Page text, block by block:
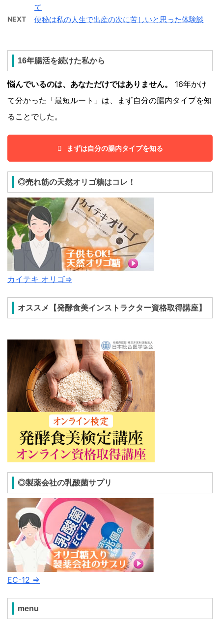
て
NEXT 便秘は私の人生で出産の次に苦しいと思った体験談
16年腸活を続けた私から
悩んでいるのは、あなただけではありません。
16年かけ
て分かった「最短ルート」は、まず自分の腸内タイプを知
ることでした。
まずは自分の腸内タイプを知る
◎売れ筋の天然オリゴ糖はコレ！
カイテキ オリゴ⇒
オススメ【発酵食美インストラクター資格取得講座】
◎製薬会社の乳酸菌サプリ
EC-12 ⇒
menu